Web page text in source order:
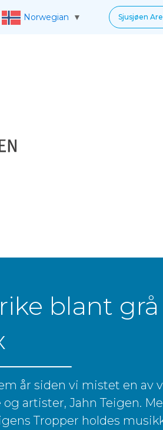
Norwegian ▼ Sjusjøen
blant grå
år siden vi mistet en av
artister, Jahn Teigen.
Tropper holdes